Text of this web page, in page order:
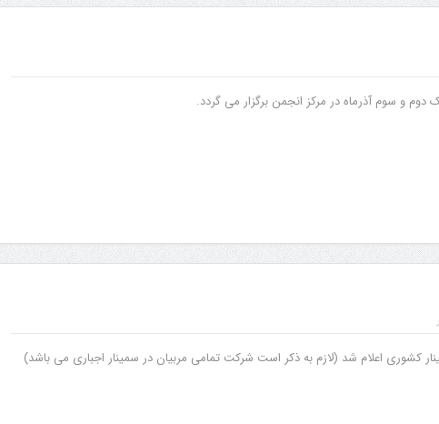
دوم و سوم آذرماه در مرکز انجمن برگزار می گردد.
کشوری اعلام شد (لازم به ذکر است شرکت تمامی مربیان در سمینار اجباری می باشد)